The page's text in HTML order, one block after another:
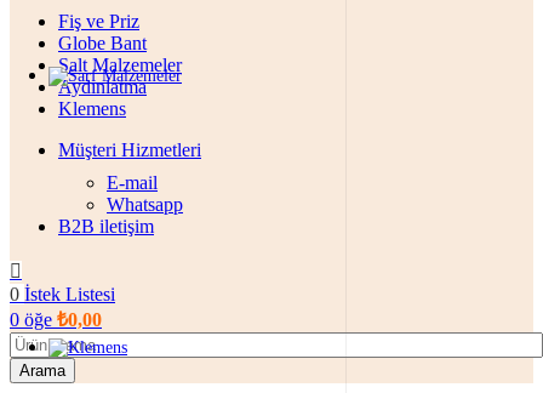
Fiş ve Priz
Globe Bant
Şalt Malzemeler
Aydınlatma
Klemens
Müşteri Hizmetleri
E-mail
Whatsapp
B2B iletişim
0 İstek Listesi
0 öğe ₺0,00
Arama